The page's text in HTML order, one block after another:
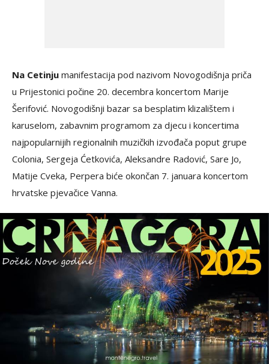
Na Cetinju manifestacija pod nazivom Novogodišnja priča
u Prijestonici počine 20. decembra koncertom Marije
Šerifović. Novogodišnji bazar sa besplatim klizalištem i
karuselom, zabavnim programom za djecu i koncertima
najpopularnijih regionalnih muzičkih izvođača poput grupe
Colonia, Sergeja Ćetkovića, Aleksandre Radović, Sare Jo,
Matije Cveka, Perpera biće okončan 7. januara koncertom
hrvatske pjevačice Vanna.